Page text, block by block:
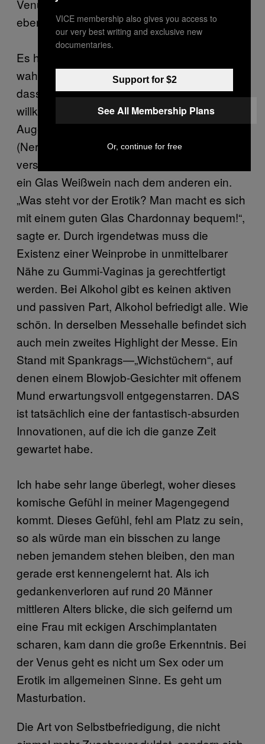
Venus ist eine Pornomesse—da sind dann
eben Männer, die Druck ablassen müssen.“
Es hat auf psychologischer Ebene
wahrscheinlich irgendetwas zu bedeuten,
dass ich mich am Weinstand am
willkommensten fühle. Mit vertraulichem
Augenzwinkern und zitternden Händen
(Nervosität oder Alkoholsucht? Die Grenzen
verschwimmen.) schenkt uns ein Mittfünfziger
ein Glas Weißwein nach dem anderen ein.
„Was steht vor der Erotik? Man macht es sich
mit einem guten Glas Chardonnay bequem!“,
sagte er. Durch irgendetwas muss die
Existenz einer Weinprobe in unmittelbarer
Nähe zu Gummi-Vaginas ja gerechtfertigt
werden. Bei Alkohol gibt es keinen aktiven
und passiven Part, Alkohol befriedigt alle. Wie
schön. In derselben Messehalle befindet sich
auch mein zweites Highlight der Messe. Ein
Stand mit Spankrags—„Wichstüchern“, auf
denen einem Blowjob-Gesichter mit offenem
Mund erwartungsvoll entgegenstarren. DAS
ist tatsächlich eine der fantastisch-absurden
Innovationen, auf die ich die ganze Zeit
gewartet habe.
Ich habe sehr lange überlegt, woher dieses
komische Gefühl in meiner Magengegend
kommt. Dieses Gefühl, fehl am Platz zu sein,
so als würde man ein bisschen zu lange
neben jemandem stehen bleiben, den man
gerade erst kennengelernt hat. Als ich
gedankenverloren auf rund 20 Männer
mittleren Alters blicke, die sich geifernd um
eine Frau mit eckigen Arschimplantaten
scharen, kam dann die große Erkenntnis. Bei
der Venus geht es nicht um Sex oder um
Erotik im allgemeinen Sinne. Es geht um
Masturbation.
Die Art von Selbstbefriedigung, die nicht
VICE membership also gives you access to
our very best writing and exclusive new
documentaries.
Support for $2
See All Membership Plans
Or, continue for free